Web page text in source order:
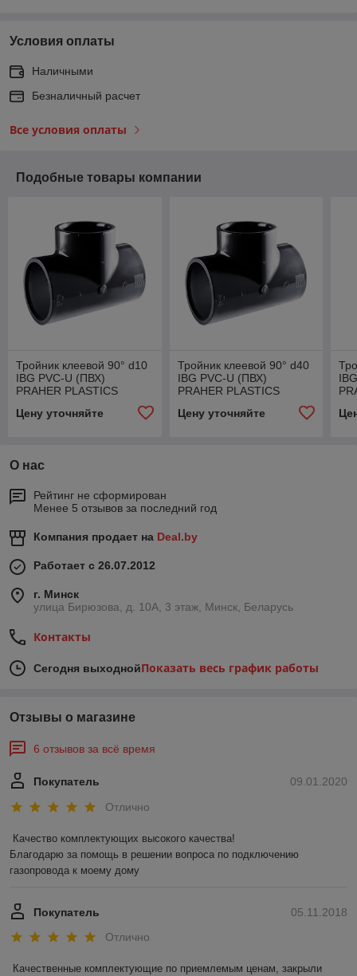
Условия оплаты
Наличными
Безналичный расчет
Все условия оплаты
Подобные товары компании
Тройник клеевой 90° d10
IBG PVC-U (ПВХ)
PRAHER PLASTICS
Цену уточняйте
Тройник клеевой 90° d40
IBG PVC-U (ПВХ)
PRAHER PLASTICS
Цену уточняйте
О нас
Рейтинг не сформирован
Менее 5 отзывов за последний год
Компания продает на Deal.by
Работает с 26.07.2012
г. Минск
улица Бирюзова, д. 10А, 3 этаж, Минск, Беларусь
Контакты
Сегодня выходнойПоказать весь график работы
Отзывы о магазине
6 отзывов за всё время
09.01.2020
Покупатель
Отлично
Качество комплектующих высокого качества!
Благодарю за помощь в решении вопроса по подключению
газопровода к моему дому
05.11.2018
Покупатель
Отлично
Качественные комплектующие по приемлемым ценам, закрыли